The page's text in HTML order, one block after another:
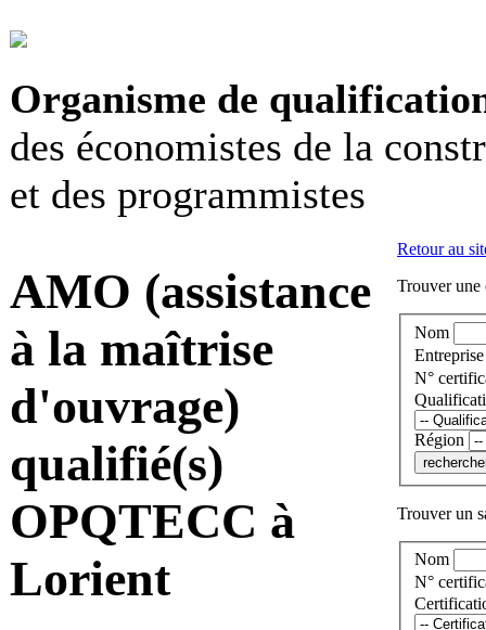
Organisme de
des économistes de la
et des programmistes
AMO (assistance
à la maîtrise
d'ouvrage)
qualifié(s)
OPQTECC à
Lorient
Retour au
Trouver une
Nom
Entreprise
N°
Région
Trouver un
Nom
N°